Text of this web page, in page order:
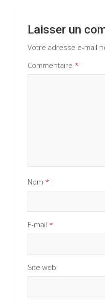
Laisser un
Votre adresse e-mail
Commentaire *
Nom *
E-mail *
Site web